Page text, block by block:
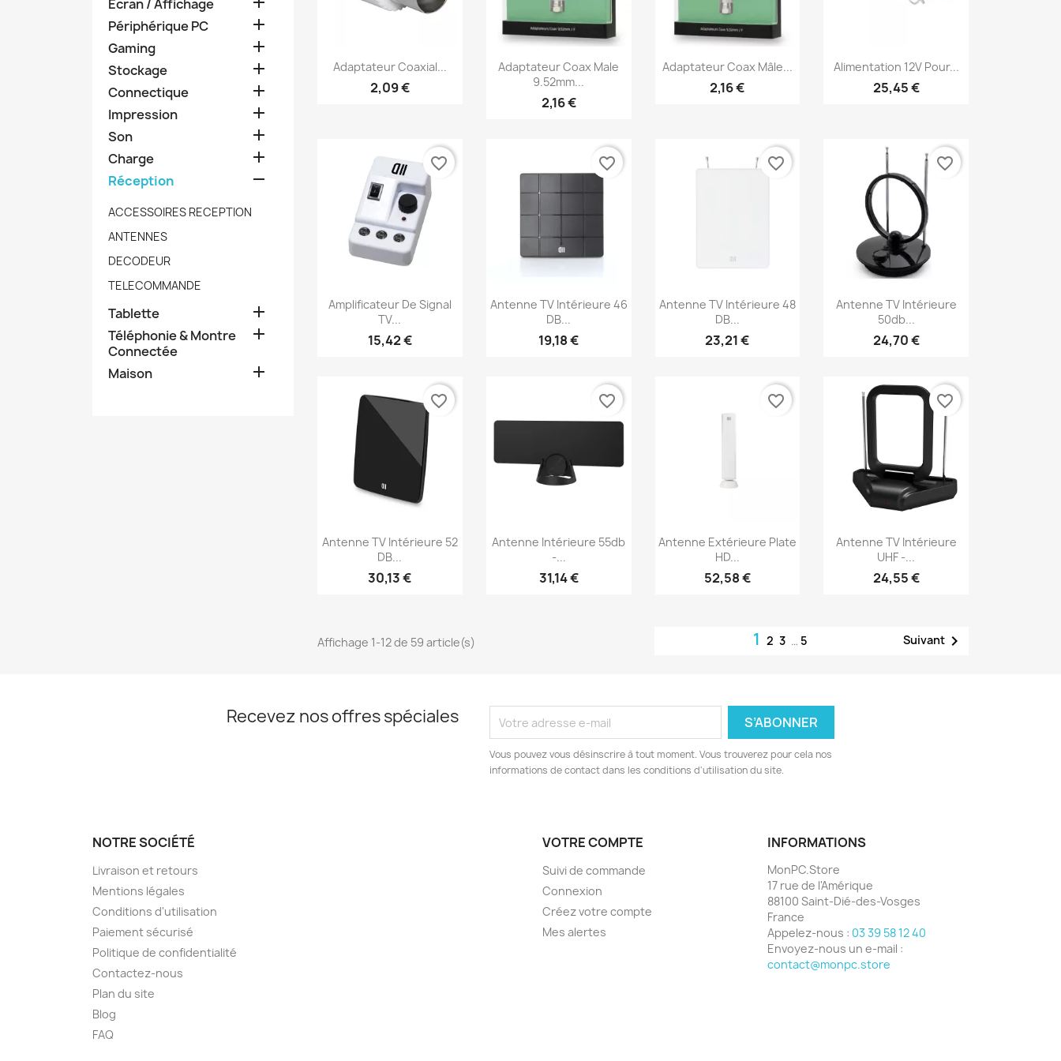
Ecran / Affichage
Périphérique PC 
Gaming 
Stockage 
Connectique 
Impression 
Son 
Charge 
Réception 
ACCESSOIRES RECEPTION
ANTENNES
DECODEUR
TELECOMMANDE
Tablette 
Téléphonie & Montre
Connectée

Maison 
Aperçu rapide
Adaptateur Coaxial...
2,09 €
Aperçu rapide
Adaptateur Coax Male
9.52mm...
2,16 €
Aperçu rapide
Adaptateur Coax Mâle...
2,16 €
Aperçu rapide
Alimentation 12V Pour...
25,45 €
Aperçu rapide
Amplificateur De Signal
TV...
15,42 €
favorite_border
Aperçu rapide
Antenne TV Intérieure 46
DB...
19,18 €
favorite_border
Aperçu rapide
Antenne TV Intérieure 48
DB...
23,21 €
favorite_border
Aperçu rapide
Antenne TV Intérieure
50db...
24,70 €
favorite_border
Aperçu rapide
Antenne TV Intérieure 52
DB...
30,13 €
favorite_border
Aperçu rapide
Antenne Intérieure 55db
-...
31,14 €
favorite_border
Aperçu rapide
Antenne Extérieure Plate
HD...
52,58 €
favorite_border
Aperçu rapide
Antenne TV Intérieure
UHF -...
24,55 €
favorite_border
Affichage 1-12 de 59 article(s) 123 … 5 Suivant
Recevez nos offres spéciales
Vous pouvez vous désinscrire à tout moment. Vous trouverez pour cela nos
informations de contact dans les conditions d'utilisation du site.
NOTRE SOCIÉTÉ
Livraison et retours
Mentions légales
Conditions d'utilisation
Paiement sécurisé
Politique de confidentialité
Contactez-nous
Plan du site
Blog
FAQ
VOTRE COMPTE
Suivi de commande
Connexion
Créez votre compte
Mes alertes
INFORMATIONS
MonPC.Store
17 rue de l'Amérique
88100 Saint-Dié-des-Vosges
France
Appelez-nous : 03 39 58 12 40
Envoyez-nous un e-mail :
contact@monpc.store